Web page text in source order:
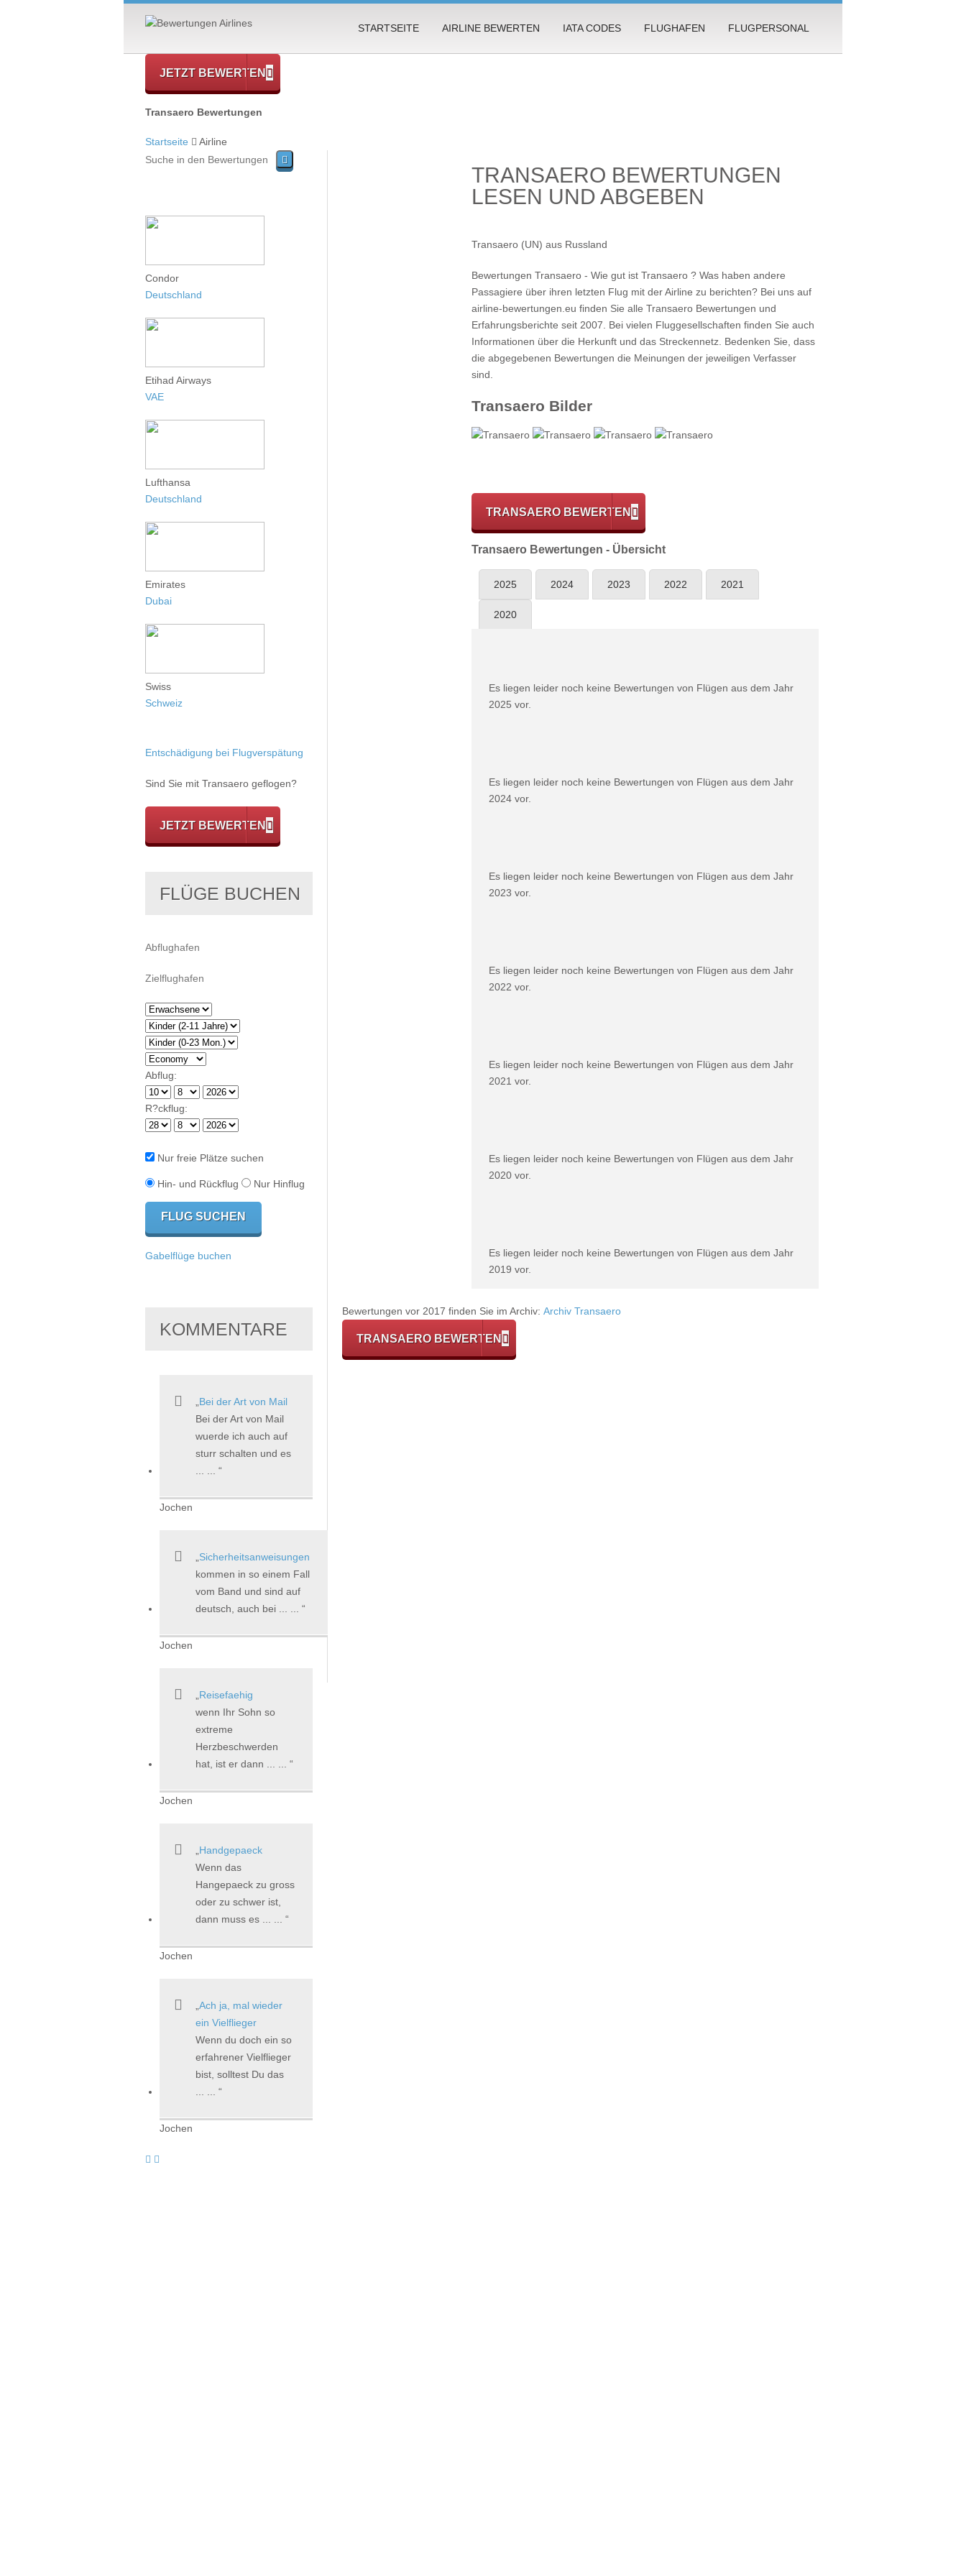
STARTSEITE AIRLINE BEWERTEN IATA CODES FLUGHAFEN FLUGPERSONAL
JETZT BEWERTEN
Transaero Bewertungen
Startseite Airline
TRANSAERO BEWERTUNGEN
LESEN UND ABGEBEN
Transaero (UN) aus Russland
Bewertungen Transaero - Wie gut ist Transaero ? Was haben andere
Passagiere über ihren letzten Flug mit der Airline zu berichten? Bei uns auf
airline-bewertungen.eu finden Sie alle Transaero Bewertungen und
Erfahrungsberichte seit 2007. Bei vielen Fluggesellschaften finden Sie auch
Informationen über die Herkunft und das Streckennetz. Bedenken Sie, dass
die abgegebenen Bewertungen die Meinungen der jeweiligen Verfasser
sind.
Transaero Bilder
TRANSAERO BEWERTEN
Transaero Bewertungen - Übersicht
2025 2024 2023 2022 2021
2020
Es liegen leider noch keine Bewertungen von Flügen aus dem Jahr
2025 vor.
Es liegen leider noch keine Bewertungen von Flügen aus dem Jahr
2024 vor.
Es liegen leider noch keine Bewertungen von Flügen aus dem Jahr
2023 vor.
Es liegen leider noch keine Bewertungen von Flügen aus dem Jahr
2022 vor.
Es liegen leider noch keine Bewertungen von Flügen aus dem Jahr
2021 vor.
Es liegen leider noch keine Bewertungen von Flügen aus dem Jahr
2020 vor.
Es liegen leider noch keine Bewertungen von Flügen aus dem Jahr
2019 vor.
Bewertungen vor 2017 finden Sie im Archiv:Archiv Transaero
TRANSAERO BEWERTEN
Condor
Deutschland
Etihad Airways
VAE
Lufthansa
Deutschland
Emirates
Dubai
Swiss
Schweiz
Entschädigung bei Flugverspätung
Sind Sie mit Transaero geflogen?
JETZT BEWERTEN
FLÜGE BUCHEN
Abflug:
R?ckflug:
Nur freie Plätze suchen
Hin- und Rückflug Nur Hinflug
Gabelflüge buchen
KOMMENTARE
Bei der Art von Mail
Bei der Art von Mail
wuerde ich auch auf
sturr schalten und es
... ...
Jochen
Sicherheitsanweisungen
kommen in so einem Fall
vom Band und sind auf
deutsch, auch bei ... ...
Jochen
Reisefaehig
wenn Ihr Sohn so
extreme
Herzbeschwerden
hat, ist er dann ... ...
Jochen
Handgepaeck
Wenn das
Hangepaeck zu gross
oder zu schwer ist,
dann muss es ... ...
Jochen
Ach ja, mal wieder
ein Vielflieger
Wenn du doch ein so
erfahrener Vielflieger
bist, solltest Du das
... ...
Jochen